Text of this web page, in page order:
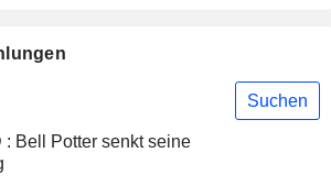
Suchen
: Bell Potter senkt seine